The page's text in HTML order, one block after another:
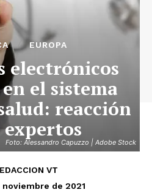
Foto: Alessandro Capuzzo | Adobe Stock
EUROPA
electrónicos
el sistema
reacción
expertos
VT
noviembre de 2021